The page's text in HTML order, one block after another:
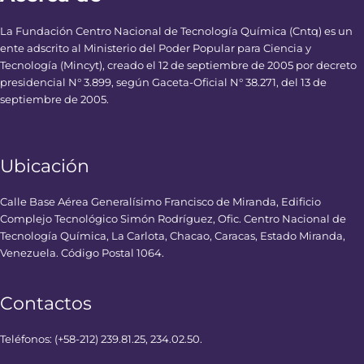
La Fundación Centro Nacional de Tecnología Química (Cntq) es un
ente adscrito al Ministerio del Poder Popular para Ciencia y
Tecnología (Mincyt), creado el 12 de septiembre de 2005 por decreto
presidencial N° 3.899, según Gaceta-Oficial N° 38.271, del 13 de
septiembre de 2005.
Ubicación
Calle Base Aérea Generalísimo Francisco de Miranda, Edificio
Complejo Tecnológico Simón Rodríguez, Ofic. Centro Nacional de
Tecnología Química, La Carlota, Chacao, Caracas, Estado Miranda,
Venezuela. Código Postal 1064.
Contactos
Teléfonos: (+58-212) 239.81.25, 234.02.50.